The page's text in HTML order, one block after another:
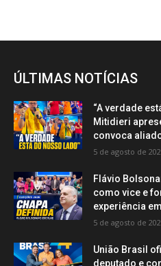
ÚLTIMAS NOTÍCIAS
“A verdade
Mitidieri
convoca
5 de agosto de
Flávio
como vice e
experiência
5 de agosto de
União Brasil
deputado e